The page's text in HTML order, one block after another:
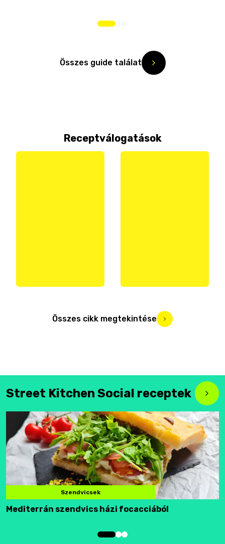
Összes guide találat
Receptválogatások
Összes cikk megtekintése
Street Kitchen Social receptek
Szendvicsek
Mediterrán szendvics házi focacciából